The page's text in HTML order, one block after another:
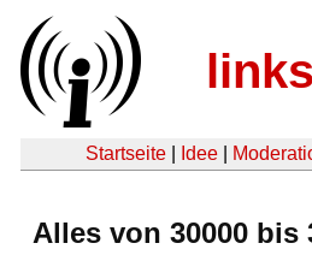
Startseite Idee
Alles von 30000 bis